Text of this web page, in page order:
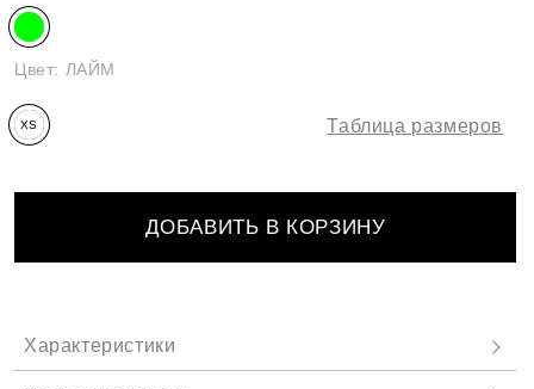
Цвет: ЛАЙМ
XS Таблица размеров
ДОБАВИТЬ В КОРЗИНУ